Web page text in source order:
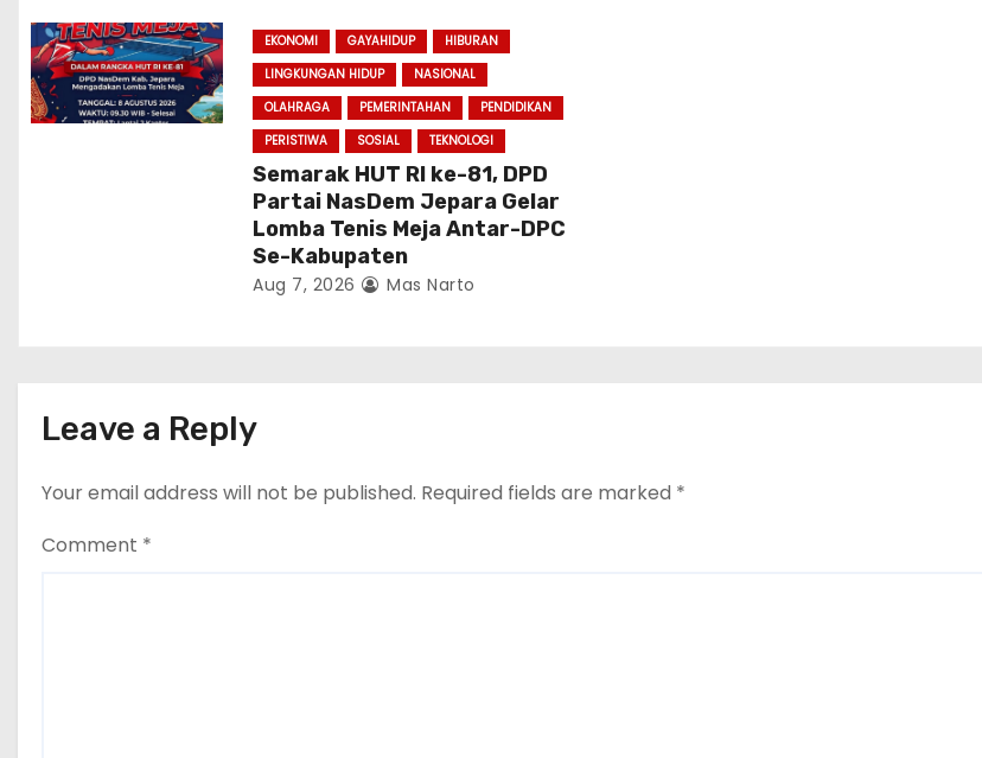
EKONOMI GAYAHIDUP
HIBURAN
LINGKUNGAN HIDUP
NASIONAL
OLAHRAGA
PEMERINTAHAN
PENDIDIKAN
PERISTIWA
SOSIAL TEKNOLOGI
Semarak HUT RI ke-81, DPD
Partai NasDem Jepara Gelar
Lomba Tenis Meja Antar-DPC
Se-Kabupaten
Aug 7, 2026 Mas Narto
Leave a Reply
Your email address will not be published. Required fields are marked *
Comment *